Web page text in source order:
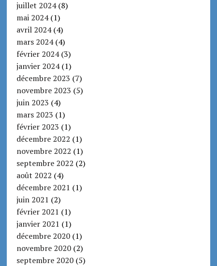
juillet 2024(8)
mai 2024(1)
avril 2024(4)
mars 2024(4)
février 2024(3)
janvier 2024(1)
décembre 2023 (7)
novembre 2023 (5)
juin 2023 (4)
mars 2023 (1)
février 2023 (1)
décembre 2022 (1)
novembre 2022 (1)
septembre 2022 (2)
août 2022 (4)
décembre 2021 (1)
juin 2021 (2)
février 2021 (1)
janvier 2021 (1)
décembre 2020(1)
novembre 2020(2)
septembre 2020(5)